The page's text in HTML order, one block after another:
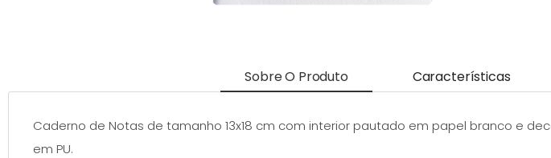
Sobre O Produto Características
Caderno de Notas de tamanho 13x18 cm com interior pautado em papel branco e
em PU.